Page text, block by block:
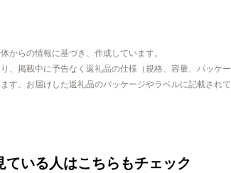
からの情報に基づき、作成しています。
、掲載中に予告なく返礼品の仕様（規格、容量、パッケ
す。お届けした返礼品のパッケージやラベルに記載され
ている人はこちらもチェック